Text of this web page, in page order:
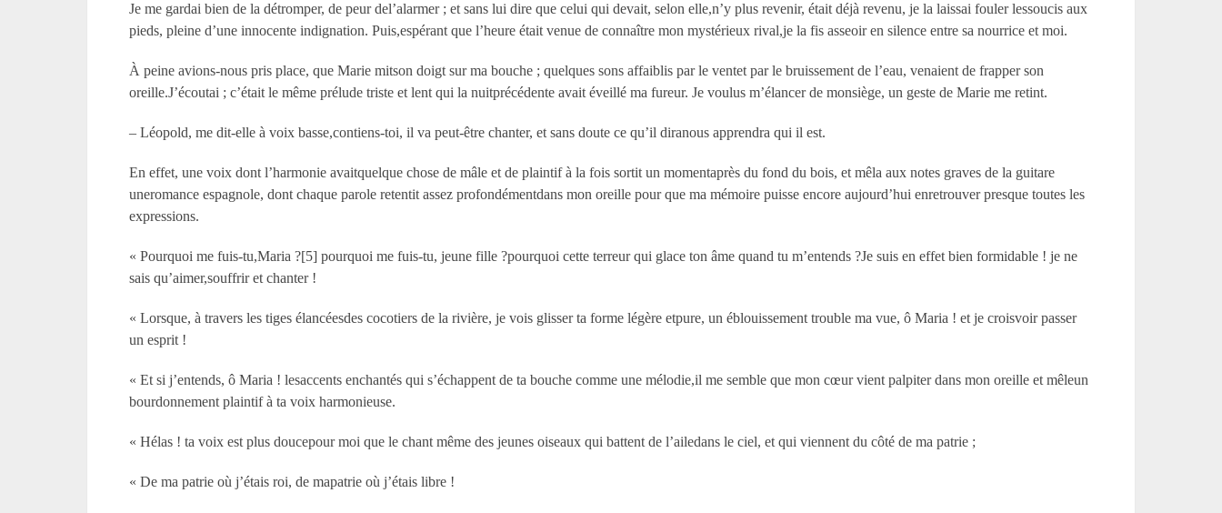
Je me gardai bien de la détromper, de peur del’alarmer ; et sans lui dire que celui qui devait, selon elle,n’y plus revenir, était déjà revenu, je la laissai fouler lessoucis aux
pieds, pleine d’une innocente indignation. Puis,espérant que l’heure était venue de connaître mon mystérieux rival,je la fis asseoir en silence entre sa nourrice et moi.
À peine avions-nous pris place, que Marie mitson doigt sur ma bouche ; quelques sons affaiblis par le ventet par le bruissement de l’eau, venaient de frapper son
oreille.J’écoutai ; c’était le même prélude triste et lent qui la nuitprécédente avait éveillé ma fureur. Je voulus m’élancer de monsiège, un geste de Marie me retint.
– Léopold, me dit-elle à voix basse,contiens-toi, il va peut-être chanter, et sans doute ce qu’il diranous apprendra qui il est.
En effet, une voix dont l’harmonie avaitquelque chose de mâle et de plaintif à la fois sortit un momentaprès du fond du bois, et mêla aux notes graves de la guitare
uneromance espagnole, dont chaque parole retentit assez profondémentdans mon oreille pour que ma mémoire puisse encore aujourd’hui enretrouver presque toutes les
expressions.
« Pourquoi me fuis-tu,Maria ?[5] pourquoi me fuis-tu, jeune fille ?pourquoi cette terreur qui glace ton âme quand tu m’entends ?Je suis en effet bien formidable ! je ne
sais qu’aimer,souffrir et chanter !
« Lorsque, à travers les tiges élancéesdes cocotiers de la rivière, je vois glisser ta forme légère etpure, un éblouissement trouble ma vue, ô Maria ! et je croisvoir passer
un esprit !
« Et si j’entends, ô Maria ! lesaccents enchantés qui s’échappent de ta bouche comme une mélodie,il me semble que mon cœur vient palpiter dans mon oreille et mêleun
bourdonnement plaintif à ta voix harmonieuse.
« Hélas ! ta voix est plus doucepour moi que le chant même des jeunes oiseaux qui battent de l’ailedans le ciel, et qui viennent du côté de ma patrie ;
« De ma patrie où j’étais roi, de mapatrie où j’étais libre !